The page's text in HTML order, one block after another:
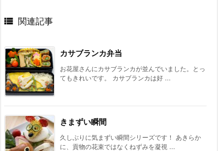
 関連記事
カサブランカ弁当
お花屋さんにカサブランカが並んでいました。とっ
てもきれいです。 カサブランカは好 ...
きまずい瞬間
久しぶりに気まずい瞬間シリーズです！ あきらか
に、貢物の花束ではなくねずみを凝視 ...